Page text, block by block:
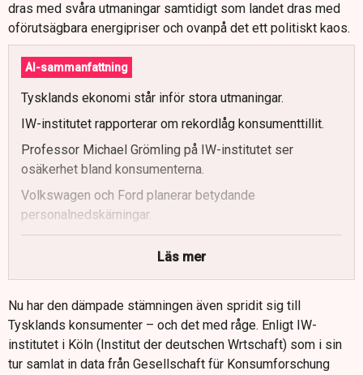
dras med svåra utmaningar samtidigt som landet dras med
oförutsägbara energipriser och ovanpå det ett politiskt kaos.
AI-sammanfattning
Tysklands ekonomi står inför stora utmaningar.
IW-institutet rapporterar om rekordlåg konsumenttillit.
Professor Michael Grömling på IW-institutet ser
osäkerhet bland konsumenterna.
Volkswagen och Ford planerar betydande
personalnedskärningar.
Läs mer
Nu har den dämpade stämningen även spridit sig till
Tysklands konsumenter – och det med råge. Enligt IW-
institutet i Köln (Institut der deutschen Wrtschaft) som i sin
tur samlat in data från Gesellschaft für Konsumforschung